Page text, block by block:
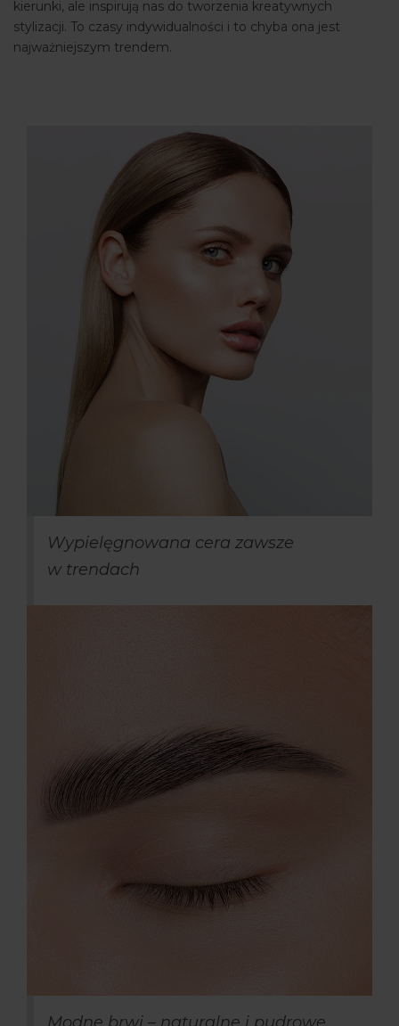
kierunki, ale inspirują nas do tworzenia kreatywnych
stylizacji. To czasy indywidualności i to chyba ona jest
najważniejszym trendem.
Wypielęgnowana cera zawsze
w trendach